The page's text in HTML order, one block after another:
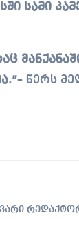
სამი
– წერს